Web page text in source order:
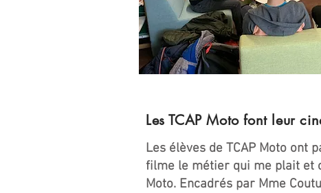
Les TCAP Moto font leur
Les élèves de TCAP Moto
filme le métier qui me plait et
Moto. Encadrés par Mme